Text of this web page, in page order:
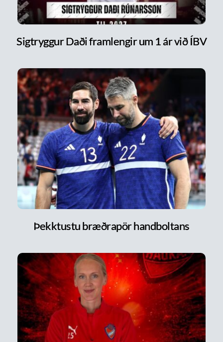
Sigtryggur Daði framlengir um 1 ár við ÍBV
Þekktustu bræðrapör handboltans